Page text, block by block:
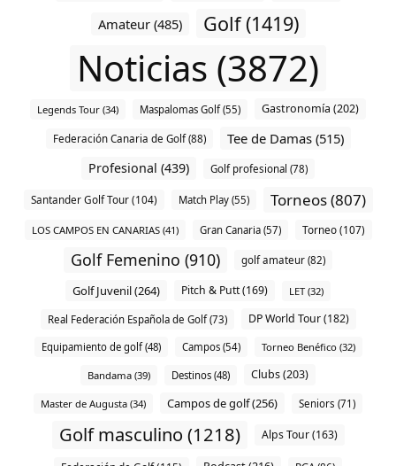
Amateur (485) Golf (1419)
Noticias (3872)
Legends Tour (34) Maspalomas Golf (55) Gastronomía (202)
Federación Canaria de Golf (88) Tee de Damas (515)
Profesional (439) Golf profesional (78)
Santander Golf Tour (104) Match Play (55) Torneos (807)
LOS CAMPOS EN CANARIAS (41) Gran Canaria (57) Torneo (107)
Golf Femenino (910) golf amateur (82)
Golf Juvenil (264) Pitch & Putt (169) LET (32)
Real Federación Española de Golf (73) DP World Tour (182)
Equipamiento de golf (48) Campos (54) Torneo Benéfico (32)
Bandama (39) Destinos (48) Clubs (203)
Master de Augusta (34) Campos de golf (256) Seniors (71)
Golf masculino (1218) Alps Tour (163)